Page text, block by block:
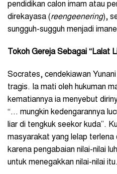
pendidikan calon imam atau
direkayasa (reengeenering),
sungguh-sugguh menjadi
Tokoh Gereja Sebagai “Lalat
Socrates, cendekiawan
tragis. Ia mati oleh hukuman
kematiannya ia menyebut
“… mungkin kedengarannya
liar di tengkuk seekor kuda”.
masyarakat yang lelap terlena
karena pengabaian nilai-nilai
untuk menegakkan nilai-nilai itu.